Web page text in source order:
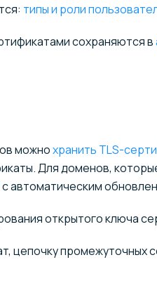
типы и роли
сохраняются в
можнохранить TLS-
Для доменов,
с автоматическим
открытого ключа
цепочку промежуточных